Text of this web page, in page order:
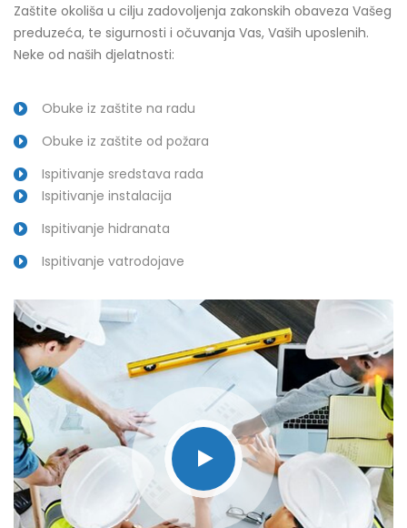
Zaštite okoliša u cilju zadovoljenja zakonskih obaveza Vašeg
preduzeća, te sigurnosti i očuvanja Vas, Vaših uposlenih.
Neke od naših djelatnosti:
Obuke iz zaštite na radu
Obuke iz zaštite od požara
Ispitivanje sredstava rada
Ispitivanje instalacija
Ispitivanje hidranata
Ispitivanje vatrodojave